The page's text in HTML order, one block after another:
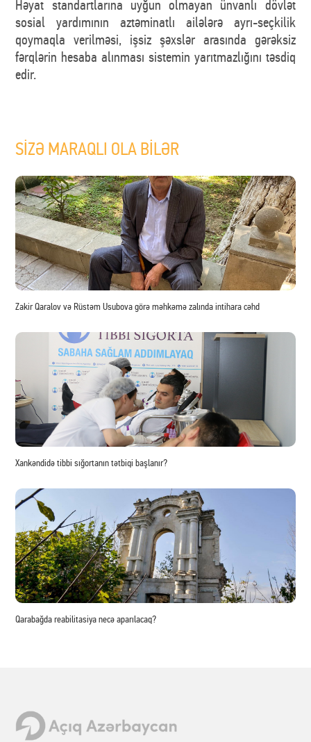
Həyat standartlarına uyğun olmayan ünvanlı dövlət
sosial yardımının aztəminatlı ailələrə ayrı-seçkilik
qoymaqla verilməsi, işsiz şəxslər arasında gərəksiz
fərqlərin hesaba alınması sistemin yarıtmazlığını təsdiq
edir.
SİZƏ MARAQLI OLA BİLƏR
Zakir Qaralov və Rüstəm Usubova görə məhkəmə zalında intihara cəhd
Xankəndidə tibbi sığortanın tətbiqi başlanır?
Qarabağda reabilitasiya necə aparılacaq?